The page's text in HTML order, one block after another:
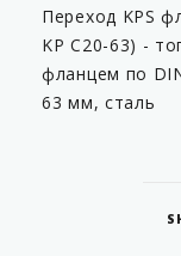
Переход KPS
KP C20-63) -
фланцем по
63 мм, сталь